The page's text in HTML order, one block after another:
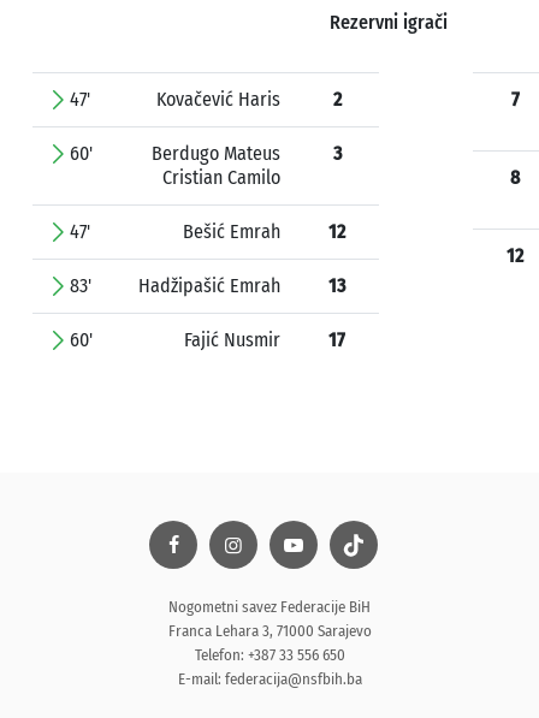
Rezervni igrači
47' Kovačević Haris 2
60'
Berdugo Mateus
Cristian Camilo
3
47' Bešić Emrah 12
83' Hadžipašić Emrah 13
60' Fajić Nusmir 17
7
8
12
Nogometni savez Federacije BiH
Franca Lehara 3, 71000 Sarajevo
Telefon: +387 33 556 650
E-mail: federacija@nsfbih.ba